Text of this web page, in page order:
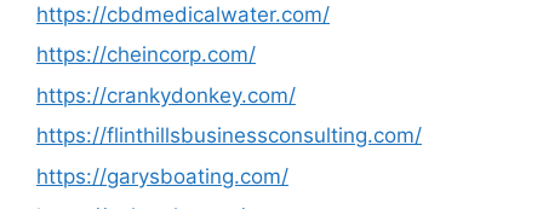
https://cbdmedicalwater.com/
https://cheincorp.com/
https://crankydonkey.com/
https://flinthillsbusinessconsulting.com/
https://garysboating.com/